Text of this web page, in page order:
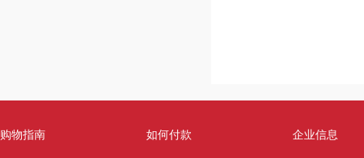
购物指南 如何付款 企业信息